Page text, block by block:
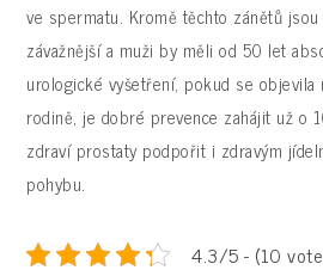
ve spermatu. Kromě těchto zánětů
závažnější a muži by měli od 50 let
urologické vyšetření, pokud se
rodině, je dobré prevence zahájit už o
zdraví prostaty podpořit i zdravým
pohybu.
4.3/5 - (10